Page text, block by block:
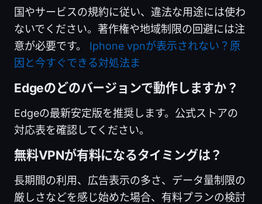
国やサービスの規約に従い、違法な用途には使わ
ないでください。著作権や地域制限の回避には注
意が必要です。 Iphone vpnが表示されない？原
因と今すぐできる対処法ま
Edgeのどのバージョンで動作しますか？
Edgeの最新安定版を推奨します。公式ストアの
対応表を確認してください。
無料VPNが有料になるタイミングは？
長期間の利用、広告表示の多さ、データ量制限の
厳しさなどを感じ始めた場合、有料プランの検討